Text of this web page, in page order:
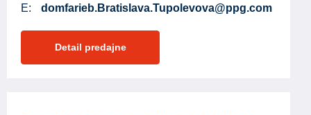
E:
domfarieb.Bratislava.Tupolevova@ppg.com
Detail predajne